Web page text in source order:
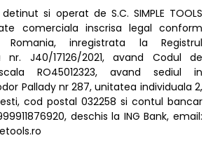
si operat de S.C. SIMPLE TOOLS
comerciala inscrisa legal conform
inregistrata la Registrul
J40/17126/2021, avand Codul de
RO45012323, avand sediul in
Pallady nr 287, unitatea individuala 2,
cod postal 032258 si contul bancar
deschis la ING Bank, email: